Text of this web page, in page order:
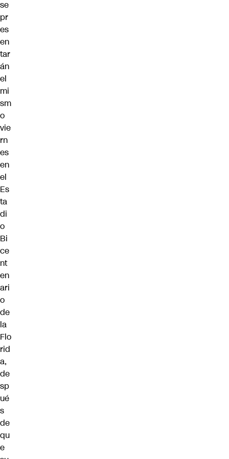
se
pr
es
en
tar
án
el
mi
sm
o
vie
rn
es
en
el
Es
ta
di
o
Bi
ce
nt
en
ari
o
de
la
Flo
rid
a,
de
sp
ué
s
de
qu
e